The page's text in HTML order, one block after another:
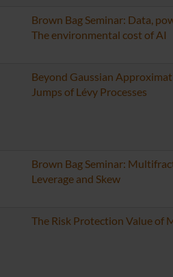
Brown Bag Seminar: Data,
The environmental cost of AI
Beyond Gaussian
Jumps of Lévy Processes
Brown Bag Seminar:
Leverage and Skew
The Risk Protection Value of